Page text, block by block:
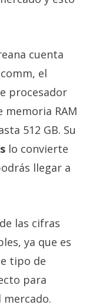
cuenta
el
procesador
memoria RAM
512 GB. Su
lo convierte
llegar a
las cifras
ya que es
tipo de
para